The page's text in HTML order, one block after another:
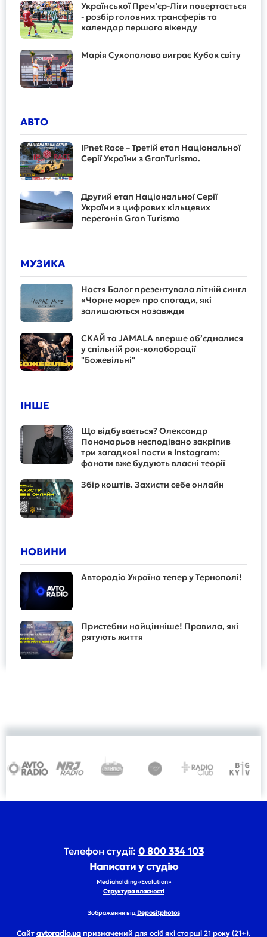
Української Прем’єр-Ліги повертається
- розбір головних трансферів та
календар першого вікенду
Марія Сухопалова виграє Кубок світу
АВТО
IPnet Race – Третій етап Національної
Серії України з GranTurismo.
Другий етап Національної Серії
України з цифрових кільцевих
перегонів Gran Turismo
МУЗИКА
Настя Балог презентувала літній сингл
«Чорне море» про спогади, які
залишаються назавжди
СКАЙ та JAMALA вперше об’єдналися
у спільній рок-колаборації
"Божевільні"
ІНШЕ
Що відбувається? Олександр
Пономарьов несподівано закріпив
три загадкові пости в Instagram:
фанати вже будують власні теорії
Збір коштів. Захисти себе онлайн
НОВИНИ
Авторадіо Україна тепер у Тернополі!
Пристебни найцінніше! Правила, які
рятують життя
Телефон студії: 0 800 334 103
Написати у студію
Mediaholding «Evolution»
Структура власності
Зображення відDepositphotos
Сайт avtoradio.ua призначений для осіб які старші 21 року (21+).